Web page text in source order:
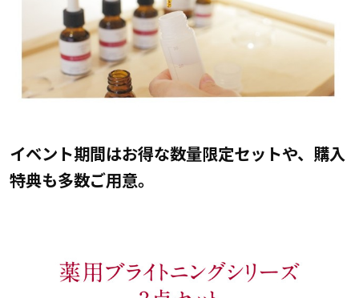
イベント期間はお得な数量限定セットや、購入
特典も多数ご用意。